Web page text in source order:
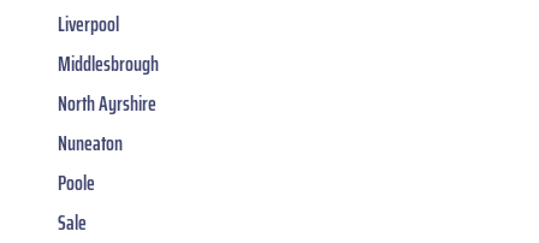
Liverpool
Middlesbrough
North Ayrshire
Nuneaton
Poole
Sale